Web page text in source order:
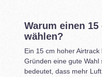
Warum einen
wählen?
Ein 15 cm hoher
Gründen eine gute
bedeutet, dass mehr